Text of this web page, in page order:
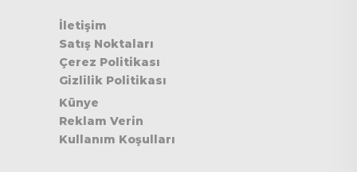
İletişim
Satış Noktaları
Çerez Politikası
Gizlilik Politikası
Künye
Reklam Verin
Kullanım Koşulları